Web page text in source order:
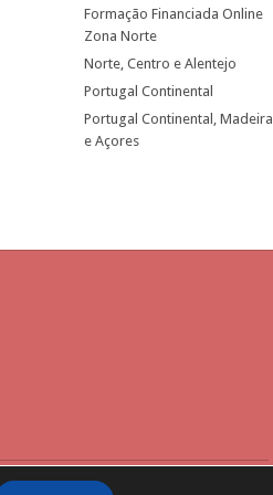
Formação Financiada Online
Zona Norte
Norte, Centro e Alentejo
Portugal Continental
Portugal Continental, Madeira
e Açores